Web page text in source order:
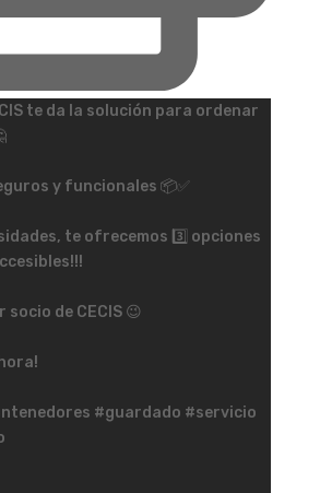
te da la solución para ordenar
y funcionales 📦✅
te ofrecemos 3️⃣ opciones
socio de CECIS 😉
#guardado #servicio